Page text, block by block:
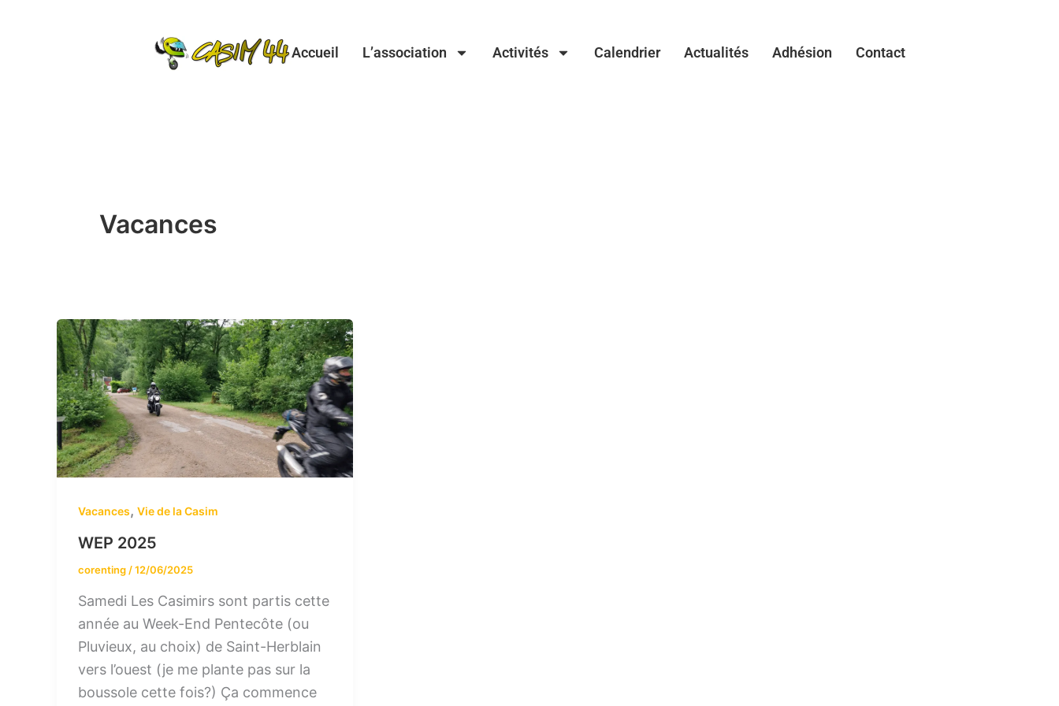
Accueil L’association Activités Calendrier Actualités Adhésion Contact
Vacances
Vacances, Vie de la Casim
WEP 2025
corenting /12/06/2025
Samedi Les Casimirs sont partis cette
année au Week-End Pentecôte (ou
Pluvieux, au choix) de Saint-Herblain
vers l’ouest (je me plante pas sur la
boussole cette fois?) Ça commence